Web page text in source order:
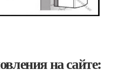
на сайте: